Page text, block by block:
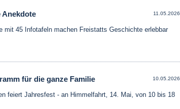
11.05.2026
Anekdote
mit 45 Infotafeln machen Freistatts Geschichte erlebbar
10.05.2026
für die ganze Familie
feiert Jahresfest - an Himmelfahrt, 14. Mai, von 10 bis 18